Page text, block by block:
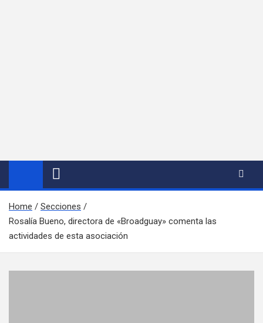
Home
Secciones
Rosalía Bueno, directora de «Broadguay» comenta las
actividades de esta asociación